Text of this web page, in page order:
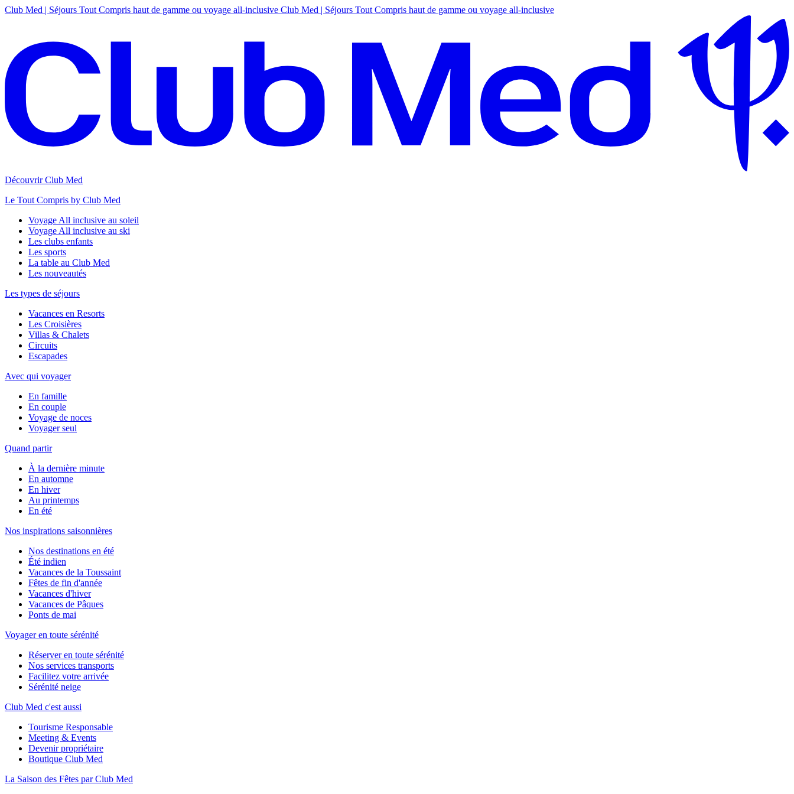
Club Med | Séjours Tout Compris haut de gamme ou voyage all-inclusive Club Med | Séjours Tout Compris haut de gamme ou voyage all-inclusive
Découvrir Club Med
Le Tout Compris by Club Med
Voyage All inclusive au soleil
Voyage All inclusive au ski
Les clubs enfants
Les sports
La table au Club Med
Les nouveautés
Les types de séjours
Vacances en Resorts
Les Croisières
Villas & Chalets
Circuits
Escapades
Avec qui voyager
En famille
En couple
Voyage de noces
Voyager seul
Quand partir
À la dernière minute
En automne
En hiver
Au printemps
En été
Nos inspirations saisonnières
Nos destinations en été
Été indien
Vacances de la Toussaint
Fêtes de fin d'année
Vacances d'hiver
Vacances de Pâques
Ponts de mai
Voyager en toute sérénité
Réserver en toute sérénité
Nos services transports
Facilitez votre arrivée
Sérénité neige
Club Med c'est aussi
Tourisme Responsable
Meeting & Events
Devenir propriétaire
Boutique Club Med
La Saison des Fêtes par Club Med